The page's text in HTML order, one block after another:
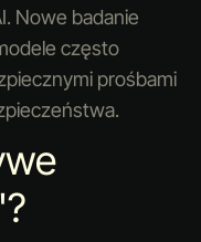
Nowe badanie
często
prośbami